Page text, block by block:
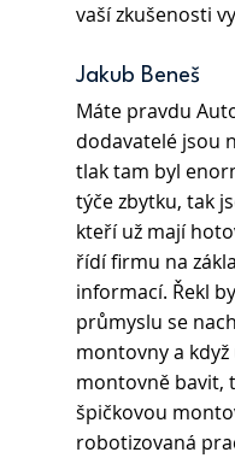
vaší zkušenosti
Jakub Beneš
Máte pravdu
dodavatelé jsou
tlak tam byl
týče zbytku, tak
kteří už mají
řídí firmu na
informací. Řekl
průmyslu se
montovny a
montovně bavit,
špičkovou
robotizovaná